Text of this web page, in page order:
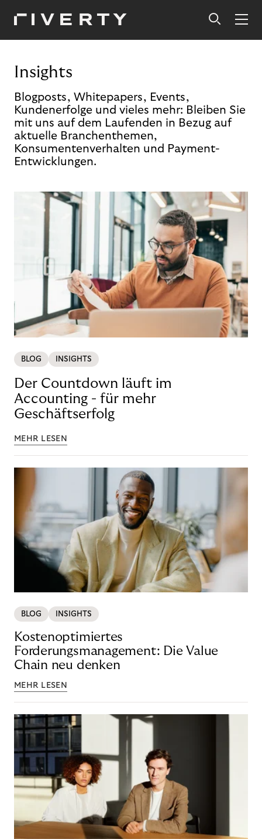
Insights
Blogposts, Whitepapers, Events,
Kundenerfolge und vieles mehr: Bleiben Sie
mit uns auf dem Laufenden in Bezug auf
aktuelle Branchenthemen,
Konsumentenverhalten und Payment-
Entwicklungen.
BLOG INSIGHTS
Der Countdown läuft im
Accounting - für mehr
Geschäftserfolg
MEHR LESEN
BLOG INSIGHTS
Kostenoptimiertes
Forderungsmanagement: Die Value
Chain neu denken
MEHR LESEN